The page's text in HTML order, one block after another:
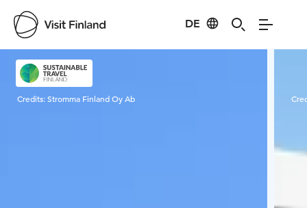
DE
Visit Finland
Credits:Stromma Finland Oy Ab